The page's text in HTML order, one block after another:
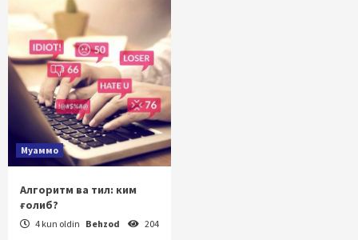
Муаммо
Алгоритм ва тил: ким
ғолиб?
4 kun oldin Behzod 204